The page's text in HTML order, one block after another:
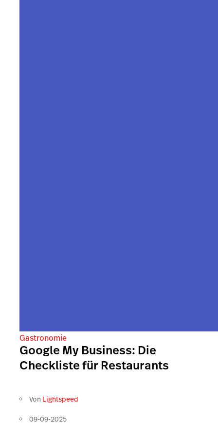
Gastronomie
Google My Business: Die
Checkliste für Restaurants
Von Lightspeed
09-09-2025